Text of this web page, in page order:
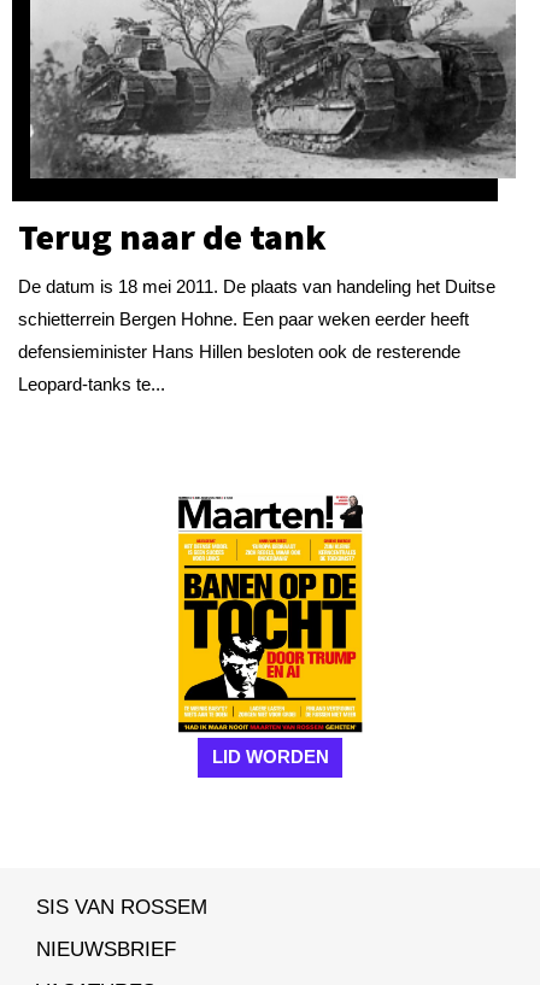
Terug naar de tank
De datum is 18 mei 2011. De plaats van handeling het Duitse
schietterrein Bergen Hohne. Een paar weken eerder heeft
defensieminister Hans Hillen besloten ook de resterende
Leopard-tanks te...
LID WORDEN
SIS VAN ROSSEM
NIEUWSBRIEF